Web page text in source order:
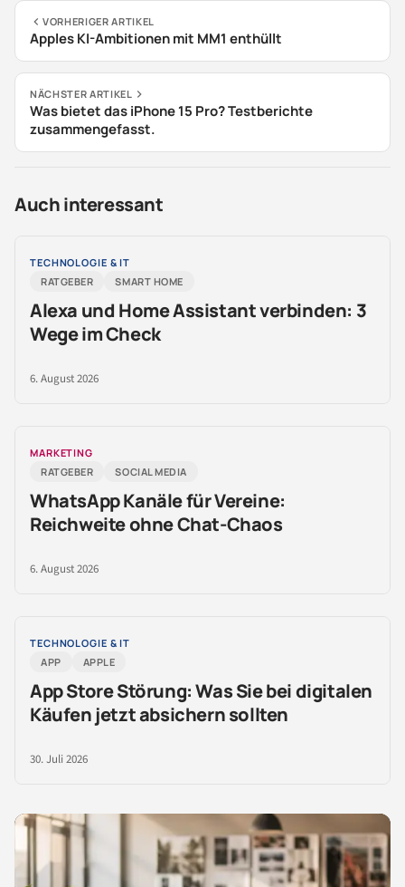
VORHERIGER ARTIKEL
Apples KI-Ambitionen mit MM1 enthüllt
NÄCHSTER ARTIKEL
Was bietet das iPhone 15 Pro? Testberichte
zusammengefasst.
Auch interessant
TECHNOLOGIE & IT
RATGEBER
SMART HOME
Alexa und Home Assistant verbinden: 3
Wege im Check
6. August 2026
MARKETING
RATGEBER
SOCIAL MEDIA
WhatsApp Kanäle für Vereine:
Reichweite ohne Chat-Chaos
6. August 2026
TECHNOLOGIE & IT
APP
APPLE
App Store Störung: Was Sie bei digitalen
Käufen jetzt absichern sollten
30. Juli 2026